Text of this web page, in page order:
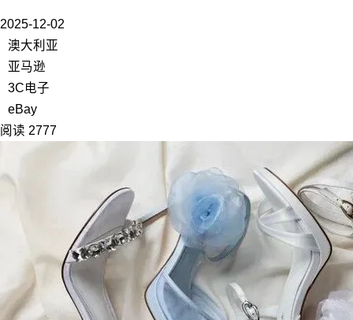
2025-12-02
澳大利亚
亚马逊
3C电子
eBay
阅读 2777